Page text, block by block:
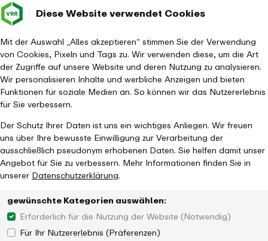
Diese Website verwendet Cookies
Mit der Auswahl „Alles akzeptieren“ stimmen Sie der Verwendung
von Cookies, Pixeln und Tags zu. Wir verwenden diese, um die Art
der Zugriffe auf unsere Website und deren Nutzung zu analysieren.
Wir personalisieren Inhalte und werbliche Anzeigen und bieten
Funktionen für soziale Medien an. So können wir das Nutzererlebnis
für Sie verbessern.
Der Schutz Ihrer Daten ist uns ein wichtiges Anliegen. Wir freuen
uns über Ihre bewusste Einwilligung zur Verarbeitung der
ausschließlich pseudonym erhobenen Daten. Sie helfen damit unser
Angebot für Sie zu verbessern. Mehr Informationen finden Sie in
unsererDatenschutzerklärung.
gewünschte Kategorien auswählen:
Erforderlich für die Nutzung der Website (Notwendig)
Für Ihr Nutzererlebnis (Präferenzen)
Verkehrsverbund Baustellen im
Leichte
Startseite Aktuelles
Newsroom
Digitale Baustellenkarte informiert Reisende über Großbaustellen
Neues Angebot in der Fahrgastinformation